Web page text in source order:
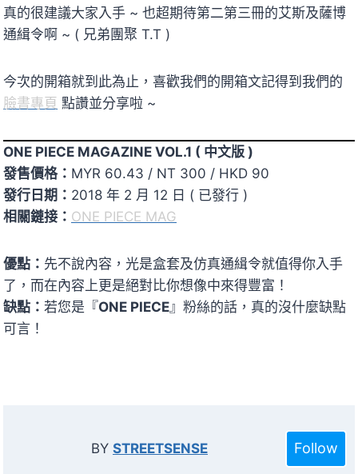
真的很建議大家入手 ~ 也超期待第二第三冊的艾斯及薩博
通緝令啊 ~ ( 兄弟團聚 T.T )
今次的開箱就到此為止，喜歡我們的開箱文記得到我們的
臉書專頁 點讚並分享啦 ~
ONE PIECE MAGAZINE VOL.1 ( 中文版 )
發售價格： MYR 60.43 / NT 300 / HKD 90
發行日期： 2018 年 2 月 12 日 ( 已發行 )
相關鏈接： ONE PIECE MAG
優點： 先不說內容，光是盒套及仿真通緝令就值得你入手
了，而在內容上更是絕對比你想像中來得豐富！
缺點： 若您是『ONE PIECE』粉絲的話，真的沒什麼缺點
可言！
BY STREETSENSE Follow